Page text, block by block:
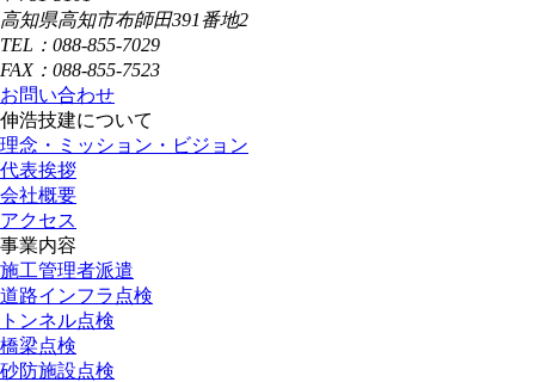
高知県高知市布師田391番地2
TEL：088-855-7029
FAX：088-855-7523
お問い合わせ
伸浩技建について
理念・ミッション・ビジョン
代表挨拶
会社概要
アクセス
事業内容
施工管理者派遣
道路インフラ点検
トンネル点検
橋梁点検
砂防施設点検